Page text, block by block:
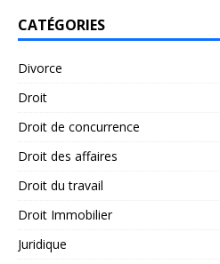
CATÉGORIES
Divorce
Droit
Droit de concurrence
Droit des affaires
Droit du travail
Droit Immobilier
Juridique